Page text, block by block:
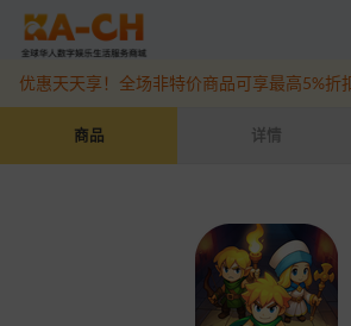
王国之歌 Top Heroes -港台/国
抖音盛夏宠粉季来袭！抖钻充值最高6%优
优惠天天享！全场非特价商品可享最高5%折
商品 详情